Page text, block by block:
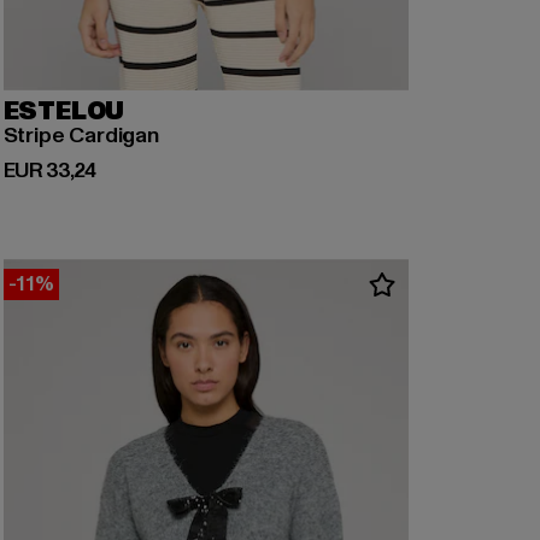
ESTELOU
Stripe Cardigan
EUR 33,24
Huidige prijs: EUR 33,24
-11%